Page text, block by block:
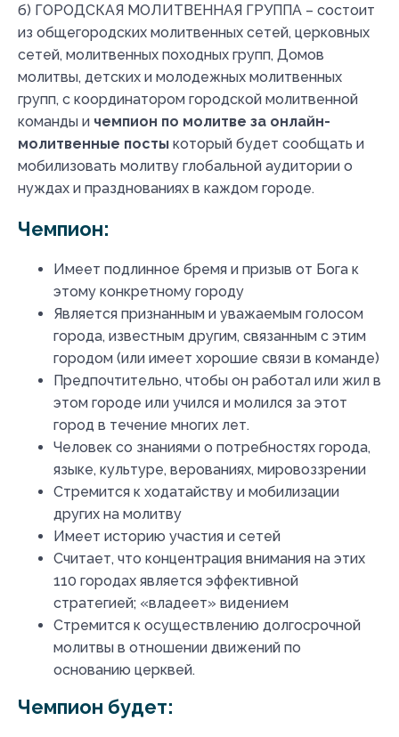
б) ГОРОДСКАЯ МОЛИТВЕННАЯ ГРУППА – состоит
из общегородских молитвенных сетей, церковных
сетей, молитвенных походных групп, Домов
молитвы, детских и молодежных молитвенных
групп, с координатором городской молитвенной
команды и чемпион по молитве за онлайн-
молитвенные посты который будет сообщать и
мобилизовать молитву глобальной аудитории о
нуждах и празднованиях в каждом городе.
Чемпион:
Имеет подлинное бремя и призыв от Бога к
этому конкретному городу
Является признанным и уважаемым голосом
города, известным другим, связанным с этим
городом (или имеет хорошие связи в команде)
Предпочтительно, чтобы он работал или жил в
этом городе или учился и молился за этот
город в течение многих лет.
Человек со знаниями о потребностях города,
языке, культуре, верованиях, мировоззрении
Стремится к ходатайству и мобилизации
других на молитву
Имеет историю участия и сетей
Считает, что концентрация внимания на этих
110 городах является эффективной
стратегией; «владеет» видением
Стремится к осуществлению долгосрочной
молитвы в отношении движений по
основанию церквей.
Чемпион будет: